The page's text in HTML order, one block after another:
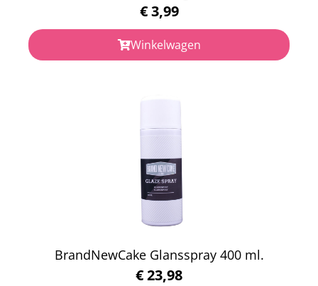
€3,99
Winkelwagen
BrandNewCake Glansspray 400 ml.
€23,98